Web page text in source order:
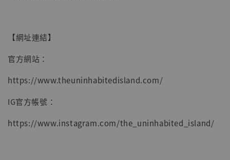
【網址連結】
官方網站：
https://www.theuninhabitedisland.com/
IG官方帳號：
https://www.instagram.com/the_uninhabited_island/